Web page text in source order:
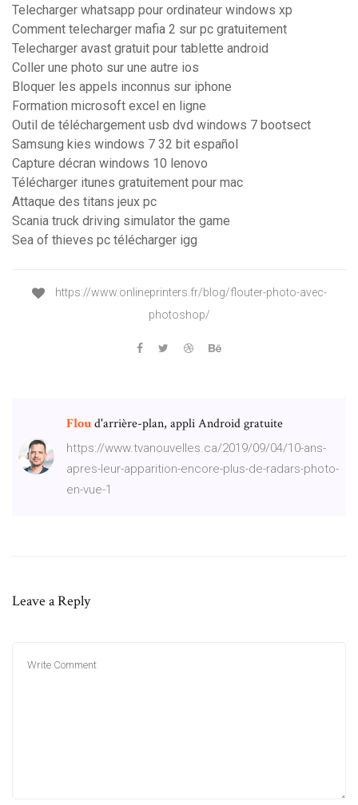
Telecharger whatsapp pour ordinateur windows xp
Comment telecharger mafia 2 sur pc gratuitement
Telecharger avast gratuit pour tablette android
Coller une photo sur une autre ios
Bloquer les appels inconnus sur iphone
Formation microsoft excel en ligne
Outil de téléchargement usb dvd windows 7 bootsect
Samsung kies windows 7 32 bit español
Capture décran windows 10 lenovo
Télécharger itunes gratuitement pour mac
Attaque des titans jeux pc
Scania truck driving simulator the game
Sea of thieves pc télécharger igg
https://www.onlineprinters.fr/blog/flouter-photo-avec-
photoshop/
Floud'arrière-plan, appli Android gratuite
https://www.tvanouvelles.ca/2019/09/04/10-ans-
apres-leur-apparition-encore-plus-de-radars-photo-
en-vue-1
Leave a Reply